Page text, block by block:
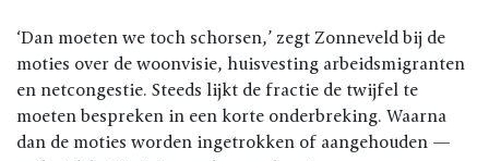
‘Dan moeten we toch schorsen,’ zegt Zonneveld bij de
moties over de woonvisie, huisvesting arbeidsmigranten
en netcongestie. Steeds lijkt de fractie de twijfel te
moeten bespreken in een korte onderbreking. Waarna
dan de moties worden ingetrokken of aangehouden —